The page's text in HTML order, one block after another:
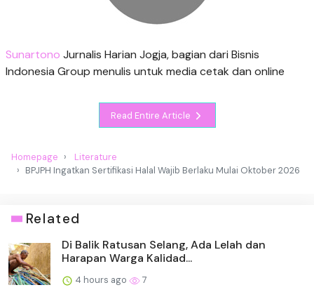
Sunartono Jurnalis Harian Jogja, bagian dari Bisnis
Indonesia Group menulis untuk media cetak dan online
Read Entire Article
Homepage
Literature
BPJPH Ingatkan Sertifikasi Halal Wajib Berlaku Mulai Oktober 2026
Related
Di Balik Ratusan Selang, Ada Lelah dan
Harapan Warga Kalidad...
4 hours ago 7